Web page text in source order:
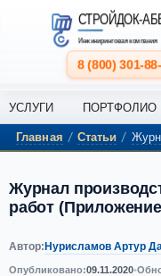
СТРОЙДОК-
Инжиниринговая компания
8 (800) 301-
УСЛУГИ ПОРТФОЛИО
Главная / Статьи /
Журнал
работ
Автор:Нурисламов Артур
Опубликовано:09.11.2020•